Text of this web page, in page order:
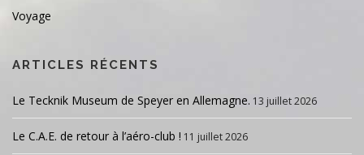
Voyage
ARTICLES RÉCENTS
Le Tecknik Museum de Speyer en Allemagne. 13 juillet 2026
Le C.A.E. de retour à l’aéro-club ! 11 juillet 2026